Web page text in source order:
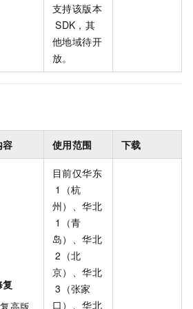
支持该版本
SDK，其
他地域待开
放。
容 使用范围 下载
高版
目前仅华东
1（杭
州）、华北
1（青
岛）、华北
2（北
京）、华北
3（张家
口）、华北